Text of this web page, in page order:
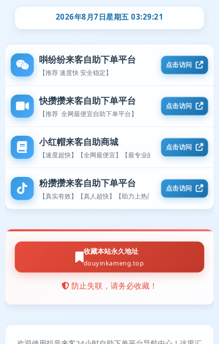
2026年8月7日星期五 03:29:21
唞纷纷来客自助下单平台
【推荐 速度快 安全稳定】
点击访问
快攒攒来客自助下单平台
【推荐 全网最便宜自助下单平台】
点击访问
小红帽来客自助商城
【速度超快】【全网最便宜】【最专业的平台】
点击访问
粉攒攒来客自助下单平台
【真实有效】【真人超快】【助力上热门】
点击访问
收藏本站永久地址
douyinkameng.top
防止失联，请务必收藏！